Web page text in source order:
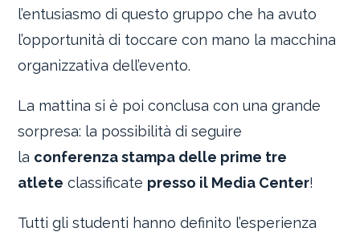
l’entusiasmo di questo gruppo che ha avuto
l’opportunità di toccare con mano la macchina
organizzativa dell’evento.
La mattina si è poi conclusa con una grande
sorpresa: la possibilità di seguire
la conferenza stampa delle prime tre
atlete classificate presso il Media Center!
Tutti gli studenti hanno definito l’esperienza